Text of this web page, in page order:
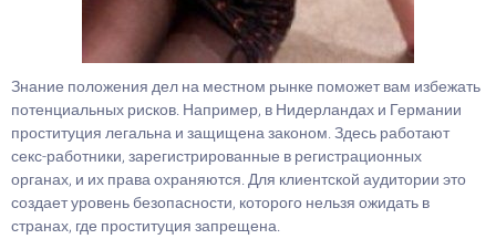
Знание положения дел на местном рынке поможет вам избежать
потенциальных рисков. Например, в Нидерландах и Германии
проституция легальна и защищена законом. Здесь работают
секс-работники, зарегистрированные в регистрационных
органах, и их права охраняются. Для клиентской аудитории это
создает уровень безопасности, которого нельзя ожидать в
странах, где проституция запрещена.